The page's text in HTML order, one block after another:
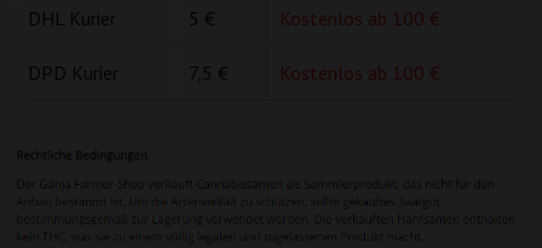
DHL Kurier 5 € Kostenlos ab 100 €
DPD Kurier 7,5 € Kostenlos ab 100 €